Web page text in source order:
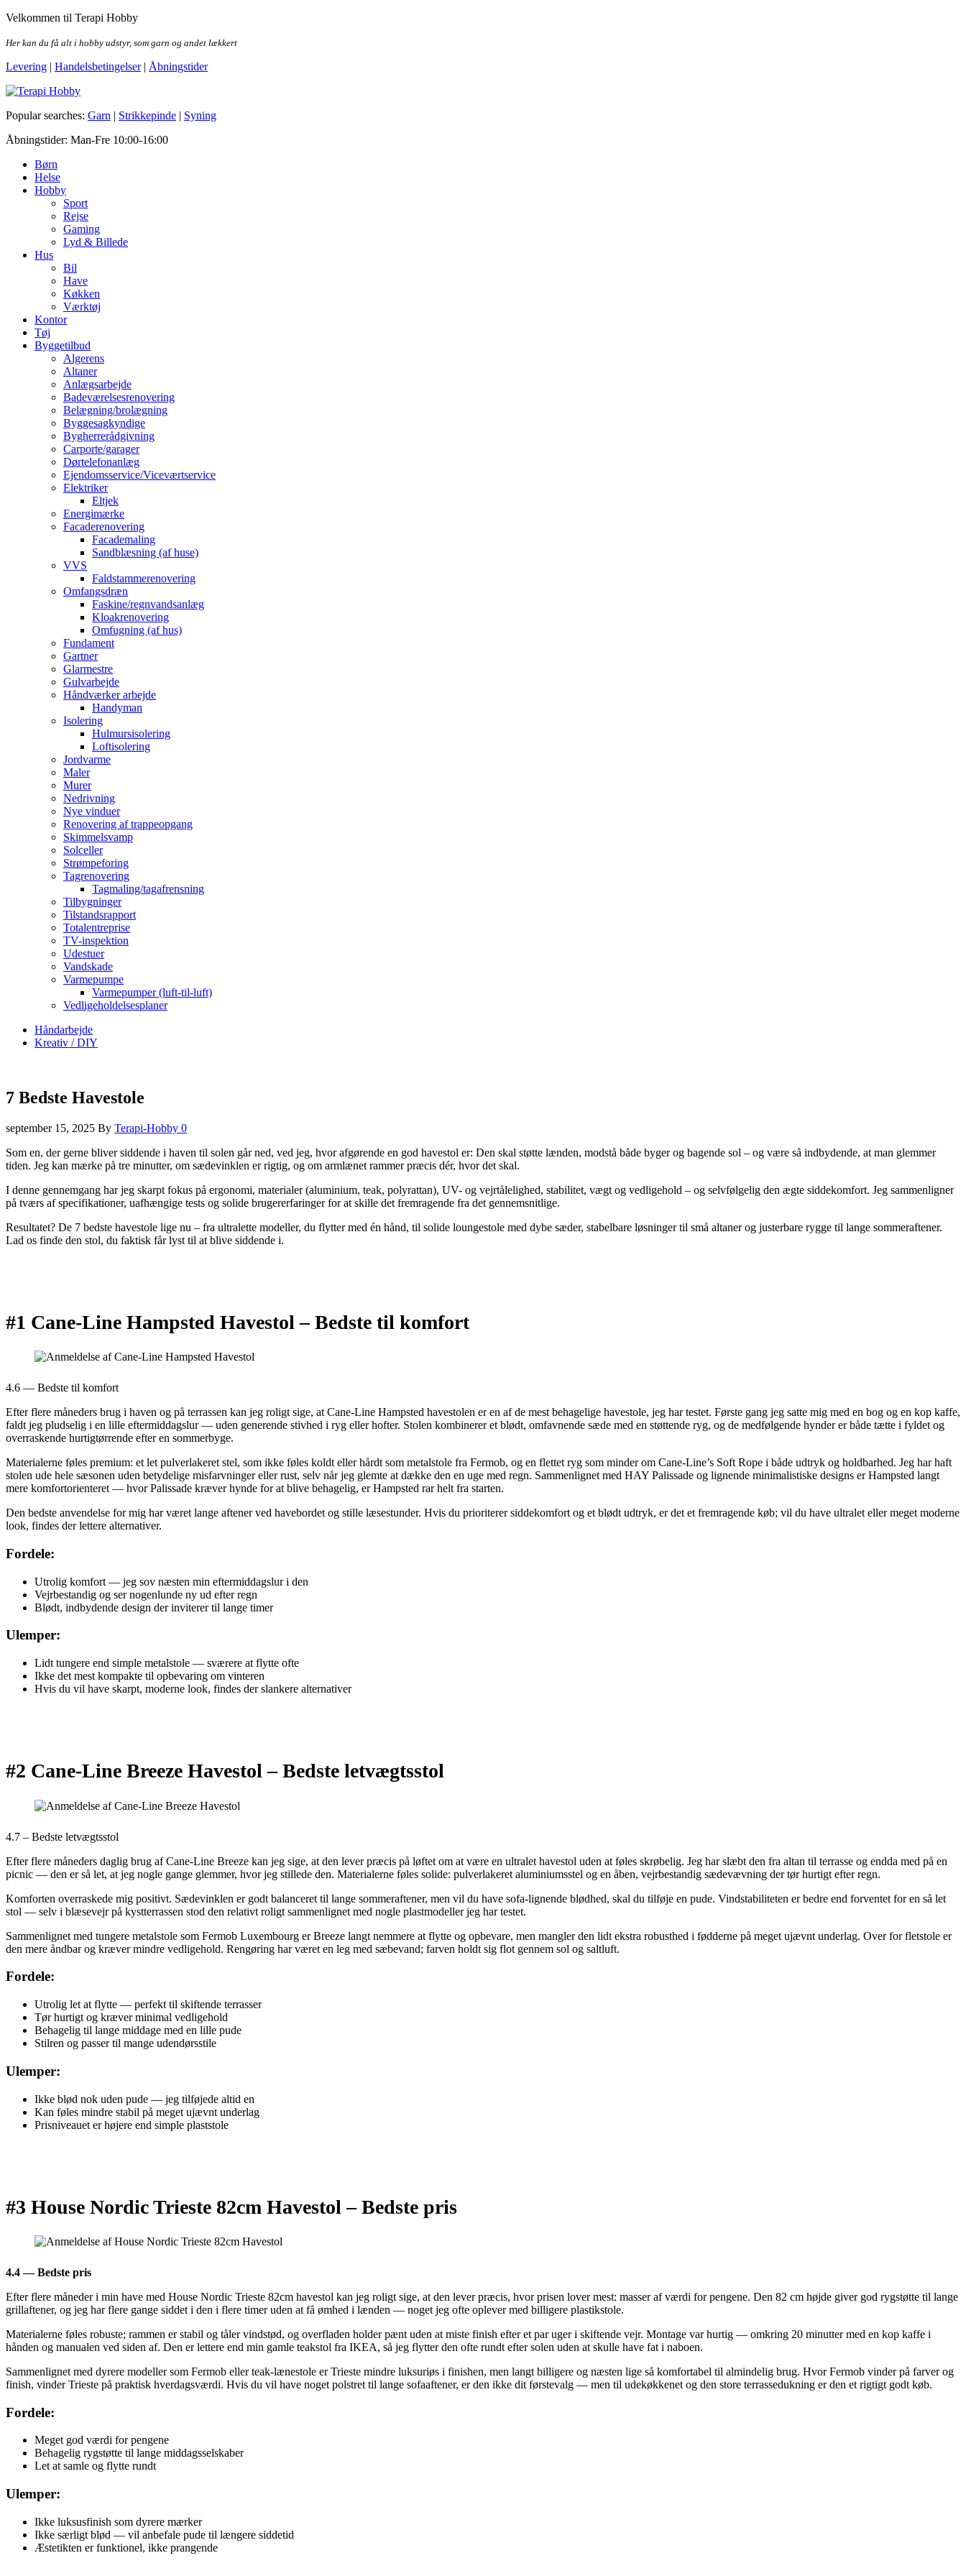
Skip
the
Velkommen til Terapi Hobby
Her kan du få alt i hobby udstyr, som garn og andet lækkert
Levering | Handelsbetingelser| Åbningstider
Terapi Hobby
Popular searches: Garn | Strikkepinde | Syning
Åbningstider: Man-Fre 10:00-16:00
Børn
Helse
Hobby
Sport
Rejse
Gaming
Lyd & Billede
Hus
Bil
Have
Køkken
Værktøj
Kontor
Tøj
Byggetilbud
Algerens
Altaner
Anlægsarbejde
Badeværelsesrenovering
Belægning/brolægning
Byggesagkyndige
Bygherrerådgivning
Carporte/garager
Dørtelefonanlæg
Ejendomsservice/Viceværtservice
Elektriker
Eltjek
Energimærke
Facaderenovering
Facademaling
Sandblæsning (af huse)
VVS
Faldstammerenovering
Omfangsdræn
Faskine/regnvandsanlæg
Kloakrenovering
Omfugning (af hus)
Fundament
Gartner
Glarmestre
Gulvarbejde
Håndværker arbejde
Handyman
Isolering
Hulmursisolering
Loftisolering
Jordvarme
Maler
Murer
Nedrivning
Nye vinduer
Renovering af trappeopgang
Skimmelsvamp
Solceller
Strømpeforing
Tagrenovering
Tagmaling/tagafrensning
Tilbygninger
Tilstandsrapport
Totalentreprise
TV-inspektion
Udestuer
Vandskade
Varmepumpe
Varmepumper (luft-til-luft)
Vedligeholdelsesplaner
Håndarbejde
Kreativ / DIY
7 Bedste Havestole
september 15, 2025 By Terapi-Hobby 0
Som en, der gerne bliver siddende i haven til solen går ned, ved jeg, hvor afgørende en god havestol er: Den skal støtte lænden, modstå både byger og bagende sol – og være så indbydende, at man glemmer
tiden. Jeg kan mærke på tre minutter, om sædevinklen er rigtig, og om armlænet rammer præcis dér, hvor det skal.
I denne gennemgang har jeg skarpt fokus på ergonomi, materialer (aluminium, teak, polyrattan), UV- og vejrtålelighed, stabilitet, vægt og vedligehold – og selvfølgelig den ægte siddekomfort. Jeg sammenligner
på tværs af specifikationer, uafhængige tests og solide brugererfaringer for at skille det fremragende fra det gennemsnitlige.
Resultatet? De 7 bedste havestole lige nu – fra ultralette modeller, du flytter med én hånd, til solide loungestole med dybe sæder, stabelbare løsninger til små altaner og justerbare rygge til lange sommeraftener.
Lad os finde den stol, du faktisk får lyst til at blive siddende i.
#1 Cane-Line Hampsted Havestol –Bedste til komfort
4.6 — Bedste til komfort
Efter flere måneders brug i haven og på terrassen kan jeg roligt sige, at Cane-Line Hampsted havestolen er en af de mest behagelige havestole, jeg har testet. Første gang jeg satte mig med en bog og en kop kaffe,
faldt jeg pludselig i en lille eftermiddagslur — uden generende stivhed i ryg eller hofter. Stolen kombinerer et blødt, omfavnende sæde med en støttende ryg, og de medfølgende hynder er både tætte i fyldet og
overraskende hurtigtørrende efter en sommerbyge.
Materialerne føles premium: et let pulverlakeret stel, som ikke føles koldt eller hårdt som metalstole fra Fermob, og en flettet ryg som minder om Cane-Line’s Soft Rope i både udtryk og holdbarhed. Jeg har haft
stolen ude hele sæsonen uden betydelige misfarvninger eller rust, selv når jeg glemte at dække den en uge med regn. Sammenlignet med HAY Palissade og lignende minimalistiske designs er Hampsted langt
mere komfortorienteret — hvor Palissade kræver hynde for at blive behagelig, er Hampsted rar helt fra starten.
Den bedste anvendelse for mig har været lange aftener ved havebordet og stille læsestunder. Hvis du prioriterer siddekomfort og et blødt udtryk, er det et fremragende køb; vil du have ultralet eller meget moderne
look, findes der lettere alternativer.
Fordele:
Utrolig komfort — jeg sov næsten min eftermiddagslur i den
Vejrbestandig og ser nogenlunde ny ud efter regn
Blødt, indbydende design der inviterer til lange timer
Ulemper:
Lidt tungere end simple metalstole — sværere at flytte ofte
Ikke det mest kompakte til opbevaring om vinteren
Hvis du vil have skarpt, moderne look, findes der slankere alternativer
#2 Cane-Line Breeze Havestol –Bedste letvægtsstol
4.7 – Bedste letvægtsstol
Efter flere måneders daglig brug af Cane-Line Breeze kan jeg sige, at den lever præcis på løftet om at være en ultralet havestol uden at føles skrøbelig. Jeg har slæbt den fra altan til terrasse og endda med på en
picnic — den er så let, at jeg nogle gange glemmer, hvor jeg stillede den. Materialerne føles solide: pulverlakeret aluminiumsstel og en åben, vejrbestandig sædevævning der tør hurtigt efter regn.
Komforten overraskede mig positivt. Sædevinklen er godt balanceret til lange sommeraftener, men vil du have sofa-lignende blødhed, skal du tilføje en pude. Vindstabiliteten er bedre end forventet for en så let
stol — selv i blæsevejr på kystterrassen stod den relativt roligt sammenlignet med nogle plastmodeller jeg har testet.
Sammenlignet med tungere metalstole som Fermob Luxembourg er Breeze langt nemmere at flytte og opbevare, men mangler den lidt ekstra robusthed i fødderne på meget ujævnt underlag. Over for fletstole er
den mere åndbar og kræver mindre vedligehold. Rengøring har været en leg med sæbevand; farven holdt sig flot gennem sol og saltluft.
Fordele:
Utrolig let at flytte — perfekt til skiftende terrasser
Tør hurtigt og kræver minimal vedligehold
Behagelig til lange middage med en lille pude
Stilren og passer til mange udendørsstile
Ulemper:
Ikke blød nok uden pude — jeg tilføjede altid en
Kan føles mindre stabil på meget ujævnt underlag
Prisniveauet er højere end simple plaststole
#3 House Nordic Trieste 82cm Havestol –Bedste pris
4.4 — Bedste pris
Efter flere måneder i min have med House Nordic Trieste 82cm havestol kan jeg roligt sige, at den lever præcis, hvor prisen lover mest: masser af værdi for pengene. Den 82 cm højde giver god rygstøtte til lange
grillaftener, og jeg har flere gange siddet i den i flere timer uden at få ømhed i lænden — noget jeg ofte oplever med billigere plastikstole.
Materialerne føles robuste; rammen er stabil og tåler vindstød, og overfladen holder pænt uden at miste finish efter et par uger i skiftende vejr. Montage var hurtig — omkring 20 minutter med en kop kaffe i
hånden og manualen ved siden af. Den er lettere end min gamle teakstol fra IKEA, så jeg flytter den ofte rundt efter solen uden at skulle have fat i naboen.
Sammenlignet med dyrere modeller som Fermob eller teak-lænestole er Trieste mindre luksuriøs i finishen, men langt billigere og næsten lige så komfortabel til almindelig brug. Hvor Fermob vinder på farver og
finish, vinder Trieste på praktisk hverdagsværdi. Hvis du vil have noget polstret til lange sofaaftener, er den ikke dit førstevalg — men til udekøkkenet og den store terrassedukning er den et rigtigt godt køb.
Fordele:
Meget god værdi for pengene
Behagelig rygstøtte til lange middagsselskaber
Let at samle og flytte rundt
Ulemper:
Ikke luksusfinish som dyrere mærker
Ikke særligt blød — vil anbefale pude til længere siddetid
Æstetikten er funktionel, ikke prangende